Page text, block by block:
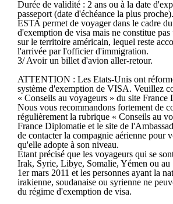
Durée de validité : 2 ans ou à la date
passeport (date d'échéance la plus
ESTA permet de voyager dans le cadre
d'exemption de visa mais ne constitue
sur le territoire américain, lequel reste
l'arrivée par l'officier d'immigration.
3/ Avoir un billet d'avion aller-retour.
ATTENTION : Les Etats-Unis ont
système d'exemption de VISA. Veuillez
« Conseils au voyageurs » du site France
Nous vous recommandons fortement de
régulièrement la rubrique « Conseils au
France Diplomatie et le site de
de contacter la compagnie aérienne pour
qu'elle adopte à son niveau.
Etant précisé que les voyageurs qui se
Irak, Syrie, Libye, Somalie, Yémen ou au
1er mars 2011 et les personnes ayant la
irakienne, soudanaise ou syrienne ne
du régime d'exemption de visa.